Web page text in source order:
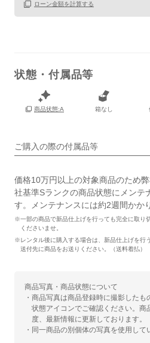
ローン金額を計算する
状態・付属品等
商品状態:A 箱なし
ご購入の際の付属品等
価格10万円以上の対象商品のため
社基準Sランクの商品状態にメンテ
す。メンテナンスには約2週間かか
※一部の商品で新品仕上げを行っても完全に取り
くださいませ。
※レンタル後に購入する場合は、新品仕上げを行
送付先に商品をお送りください。（送料着払）
商品写真・商品状態について
・商品写真は商品登録時に撮影した
状態アイコンでご確認ください。商
度、最新情報に更新しております。
・同一商品の別個体の写真を使用して